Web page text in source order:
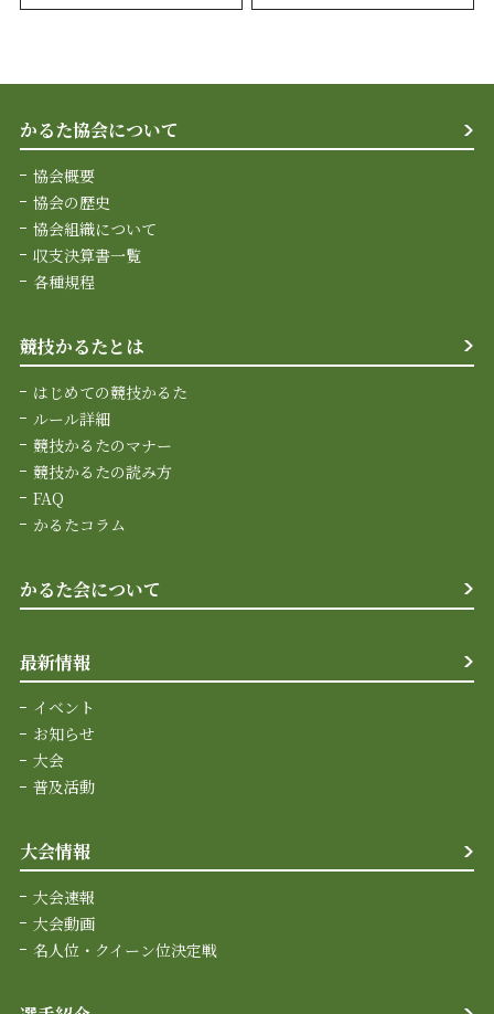
かるた協会について
協会概要
協会の歴史
協会組織について
収支決算書一覧
各種規程
競技かるたとは
はじめての競技かるた
ルール詳細
競技かるたのマナー
競技かるたの読み方
FAQ
かるたコラム
かるた会について
最新情報
イベント
お知らせ
大会
普及活動
大会情報
大会速報
大会動画
名人位・クイーン位決定戦